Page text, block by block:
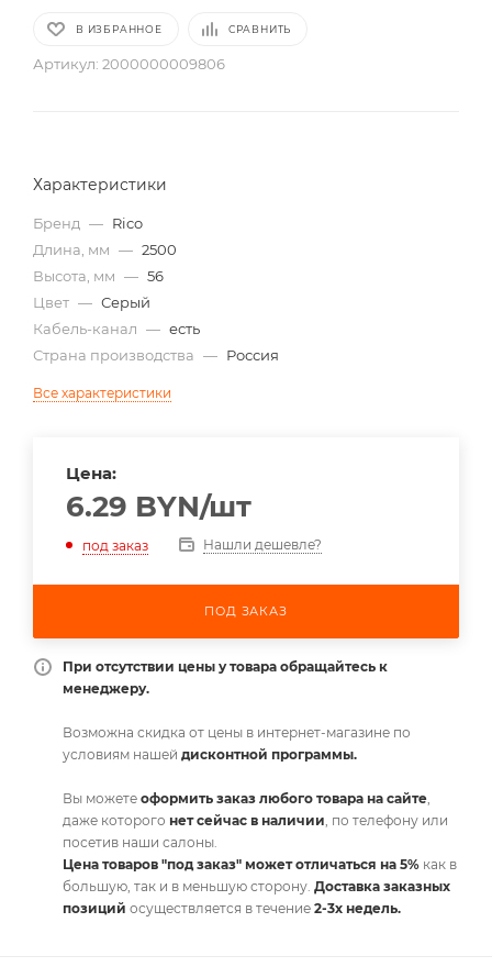
В ИЗБРАННОЕ СРАВНИТЬ
Артикул: 2000000009806
Характеристики
Бренд — Rico
Длина, мм — 2500
Высота, мм — 56
Цвет — Серый
Кабель-канал — есть
Страна производства — Россия
Все характеристики
Цена:
6.29 BYN/шт
под заказ Нашли дешевле?
ПОД ЗАКАЗ
При отсутствии цены у товара обращайтесь к
менеджеру.
Возможна скидка от цены в интернет-магазине по
условиям нашей дисконтной программы.
Вы можете оформить заказ любого товара на сайте,
даже которого нет сейчас в наличии, по телефону или
посетив наши салоны.
Цена товаров "под заказ" может отличаться на 5% как в
большую, так и в меньшую сторону. Доставка заказных
позиций осуществляется в течение 2-3х недель.